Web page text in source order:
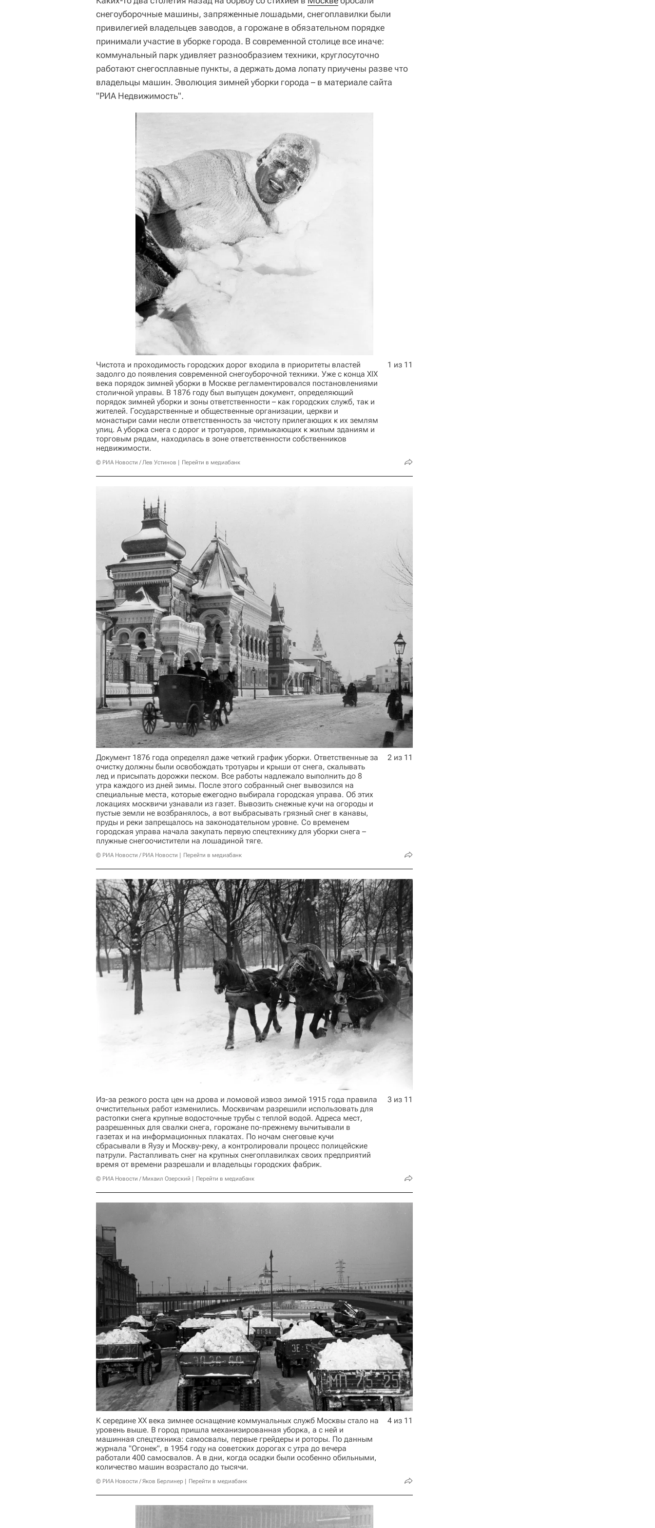
снегоуборочные машины, запряженные лошадьми, снегоплавилки были
привилегией владельцев заводов, а горожане в обязательном порядке
принимали участие в уборке города. В современной столице все иначе:
коммунальный парк удивляет разнообразием техники, круглосуточно
работают снегосплавные пункты, а держать дома лопату приучены разве что
владельцы машин. Эволюция зимней уборки города – в материале сайта
"РИА Недвижимость".
Чистота и проходимость городских дорог входила в приоритеты властей
задолго до появления современной снегоуборочной техники. Уже с конца XIX
века порядок зимней уборки в Москве регламентировался постановлениями
столичной управы. В 1876 году был выпущен документ, определяющий
порядок зимней уборки и зоны ответственности – как городских служб, так и
жителей. Государственные и общественные организации, церкви и
монастыри сами несли ответственность за чистоту прилегающих к их землям
улиц. А уборка снега с дорог и тротуаров, примыкающих к жилым зданиям и
торговым рядам, находилась в зоне ответственности собственников
недвижимости.
© РИА Новости / Лев Устинов Перейти в медиабанк
1 из 11
Документ 1876 года определял даже четкий график уборки. Ответственные за
очистку должны были освобождать тротуары и крыши от снега, скалывать
лед и присыпать дорожки песком. Все работы надлежало выполнить до 8
утра каждого из дней зимы. После этого собранный снег вывозился на
специальные места, которые ежегодно выбирала городская управа. Об этих
локациях москвичи узнавали из газет. Вывозить снежные кучи на огороды и
пустые земли не возбранялось, а вот выбрасывать грязный снег в канавы,
пруды и реки запрещалось на законодательном уровне. Со временем
городская управа начала закупать первую спецтехнику для уборки снега –
плужные снегоочистители на лошадиной тяге.
© РИА Новости / РИА Новости Перейти в медиабанк
2 из 11
Из-за резкого роста цен на дрова и ломовой извоз зимой 1915 года правила
очистительных работ изменились. Москвичам разрешили использовать для
растопки снега крупные водосточные трубы с теплой водой. Адреса мест,
разрешенных для свалки снега, горожане по-прежнему вычитывали в
газетах и на информационных плакатах. По ночам снеговые кучи
сбрасывали в Яузу и Москву-реку, а контролировали процесс полицейские
патрули. Растапливать снег на крупных снегоплавилках своих предприятий
время от времени разрешали и владельцы городских фабрик.
© РИА Новости / Михаил Озерский Перейти в медиабанк
3 из 11
К середине XX века зимнее оснащение коммунальных служб Москвы стало на
уровень выше. В город пришла механизированная уборка, а с ней и
машинная спецтехника: самосвалы, первые грейдеры и роторы. По данным
журнала "Огонек", в 1954 году на советских дорогах с утра до вечера
работали 400 самосвалов. А в дни, когда осадки были особенно обильными,
количество машин возрастало до тысячи.
© РИА Новости / Яков Берлинер Перейти в медиабанк
4 из 11